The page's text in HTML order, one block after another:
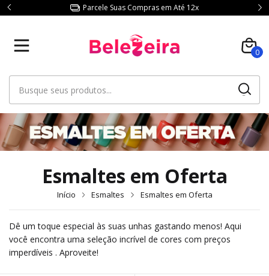
Parcele Suas Compras em Até 12x
0
Esmaltes em Oferta
Início Esmaltes Esmaltes em Oferta
Dê um toque especial às suas unhas gastando menos! Aqui
você encontra uma seleção incrível de cores com preços
imperdíveis . Aproveite!